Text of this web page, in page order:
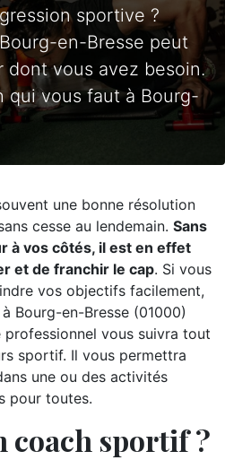
sportive ?
en-Bresse peut
vous avez besoin.
qui vous faut à Bourg-
une bonne résolution
cesse au lendemain. Sans
à vos côtés, il est en effet
et de franchir le cap. Si vous
vos objectifs facilement,
Bourg-en-Bresse (01000)
professionnel vous suivra tout
sportif. Il vous permettra
une ou des activités
pour toutes.
coach sportif ?